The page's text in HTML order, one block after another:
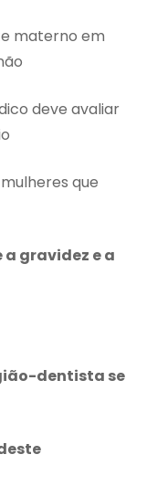
materno em
deve avaliar
que
gravidez e a
dentista se